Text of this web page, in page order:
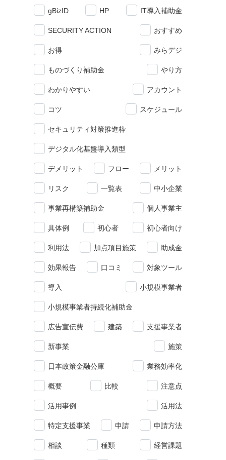
gBizID HP IT導入補助金
SECURITY ACTION おすすめ
お得 みらデジ
ものづくり補助金 やり方
わかりやすい アカウント
コツ スケジュール
セキュリティ対策推進枠
デジタル化基盤導入類型
デメリット フロー メリット
リスク 一覧表 中小企業
事業再構築補助金 個人事業主
具体例 初心者 初心者向け
利用法 加点項目施策 助成金
効果報告 口コミ 対象ツール
導入 小規模事業者
小規模事業者持続化補助金
広告宣伝費 建築 支援事業者
新事業 施策
日本政策金融公庫 業務効率化
概要 比較 注意点
活用事例 活用法
特定支援事業 申請 申請方法
相談 種類 経営課題